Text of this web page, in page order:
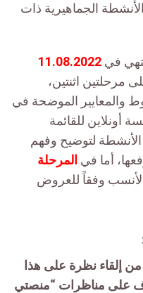
الجماهيرية ذات
في 11.08.2022
مرحلتين اثنتين،
والمعايير الموضحة في
أونلاين للقائمة
الأنشطة لتوضيح وفهم
أما في المرحلة
وفقاً للعروض
إلقاء نظرة على هذا
على مناظرات “منصتي